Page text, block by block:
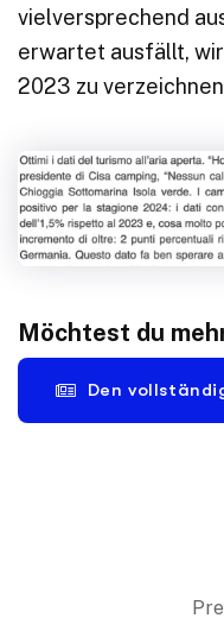
vielversprechend
erwartet ausfällt,
2023 zu
Möchtest du
Den